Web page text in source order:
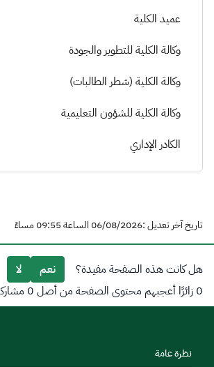
عميد الكلية
وكالة الكلية للتطوير والجودة
وكالة الكلية (شطر الطالبات)
وكالة الكلية للشؤون التعليمية
الكادر الإداري
تاريخ آخر تعديل :06/08/2026 الساعة 09:55 مساءً
هل كانت هذه الصفحة مفيدة؟ نعم
لا
0 زائرًا أعجبهم محتوى الصفحة من أصل 0 مشاركة
نظرة عامة